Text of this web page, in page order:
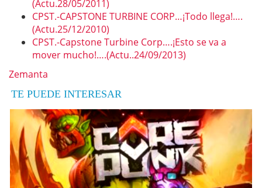
(Actu.28/05/2011)
CPST.-CAPSTONE TURBINE CORP…¡Todo llega!….
(Actu.25/12/2010)
CPST.-Capstone Turbine Corp….¡Esto se va a
mover mucho!….(Actu..24/09/2013)
Zemanta
TE PUEDE INTERESAR